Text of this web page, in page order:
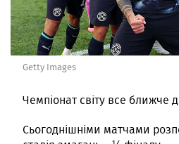
Getty Images
Чемпіонат світу все ближче
Сьогоднішніми матчами